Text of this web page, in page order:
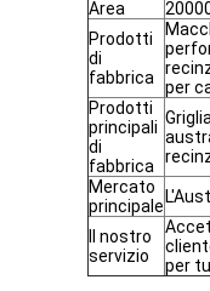
Area
Prodotti
di
fabbrica
per
Prodotti
principali
di
fabbrica
Mercato
principale
Il nostro
servizio
per